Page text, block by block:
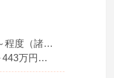
月収 25.3万円～程度（諸手当込み）
年収 325万円～443万円程度